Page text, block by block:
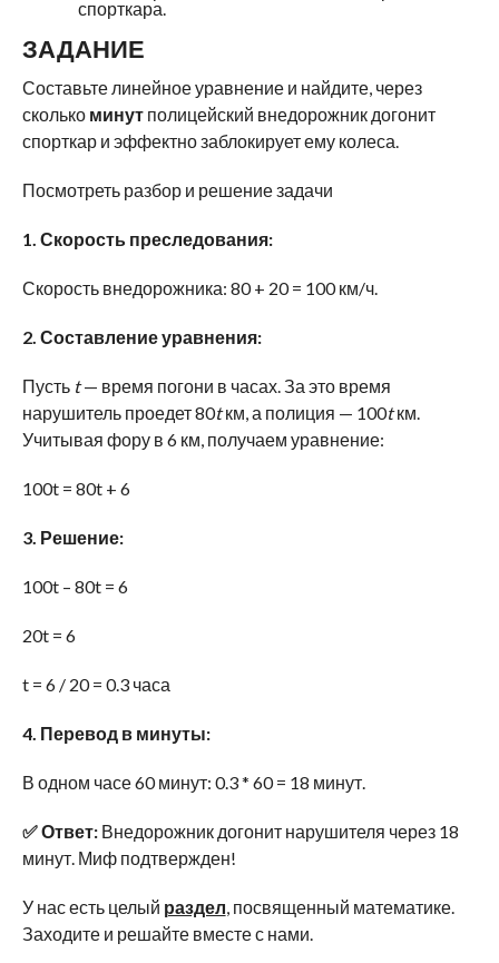
спорткара.
ЗАДАНИЕ
Составьте линейное уравнение и найдите, через
сколько минутполицейский внедорожник догонит
спорткар и эффектно заблокирует ему колеса.
Посмотреть разбор и решение задачи
1. Скорость преследования:
Скорость внедорожника: 80 + 20 = 100 км/ч.
2. Составление уравнения:
Пусть t— время погони в часах. За это время
нарушитель проедет 80tкм, а полиция — 100tкм.
Учитывая фору в 6 км, получаем уравнение:
100t = 80t + 6
3. Решение:
100t – 80t = 6
20t = 6
t = 6 / 20 = 0.3 часа
4. Перевод в минуты:
В одном часе 60 минут: 0.3 * 60 = 18 минут.
✅ Ответ:Внедорожник догонит нарушителя через 18
минут. Миф подтвержден!
У нас есть целый раздел, посвященный математике.
Заходите и решайте вместе с нами.